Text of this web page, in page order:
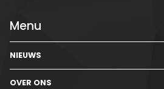
Menu
NIEUWS
OVER ONS